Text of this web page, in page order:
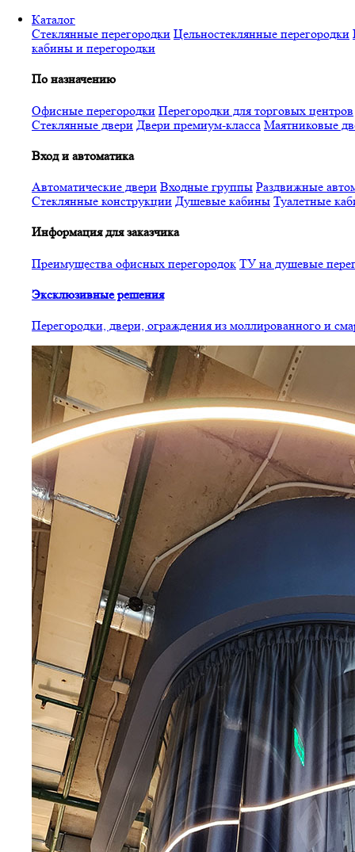
Перейти
основному
Каталог
Стеклянные перегородки Цельностеклянные перегородки
кабины и перегородки
По назначению
Офисные перегородки Перегородки для торговых центров
Стеклянные двери Двери премиум-класса Маятниковые
Вход и автоматика
Автоматические двери Входные группы Раздвижные
Стеклянные конструкции Душевые кабины Туалетные
Информация для заказчика
Преимущества офисных перегородок ТУ на душевые
Эксклюзивные решения
Перегородки, двери, ограждения из моллированного и